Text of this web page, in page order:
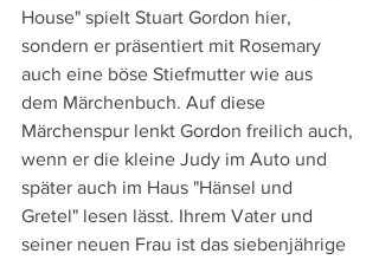
House" spielt Stuart Gordon hier,
sondern er präsentiert mit Rosemary
auch eine böse Stiefmutter wie aus
dem Märchenbuch. Auf diese
Märchenspur lenkt Gordon freilich auch,
wenn er die kleine Judy im Auto und
später auch im Haus "Hänsel und
Gretel" lesen lässt. Ihrem Vater und
seiner neuen Frau ist das siebenjährige